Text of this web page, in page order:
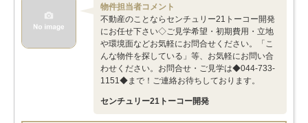
物件担当者コメント
不動産のことならセンチュリー21トーコー開発
にお任せ下さい◇ご見学希望・初期費用・立地
や環境面などお気軽にお問合せください。「こ
んな物件を探している」等、お気軽にお問い合
わせください。お問合せ・ご見学は◆044-733-
1151◆まで！ご連絡お待ちしております。
センチュリー21トーコー開発